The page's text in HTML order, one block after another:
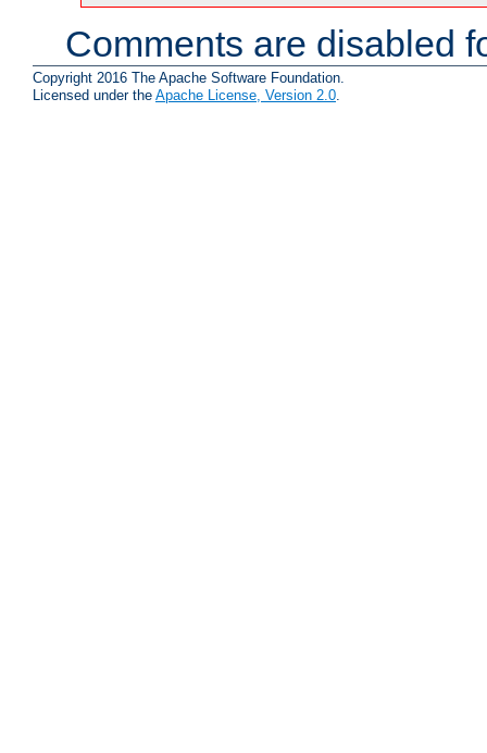
Comments are disabled
Copyright 2016 The Apache Software Foundation.
Licensed under the Apache License, Version 2.0